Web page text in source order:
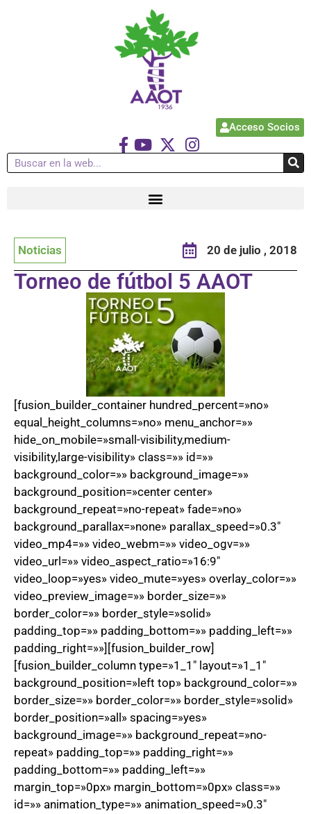
Acceso Socios
Noticias 20 de julio , 2018
Torneo de fútbol 5 AAOT
[fusion_builder_container hundred_percent=»no»
equal_height_columns=»no» menu_anchor=»»
hide_on_mobile=»small-visibility,medium-
visibility,large-visibility» class=»» id=»»
background_color=»» background_image=»»
background_position=»center center»
background_repeat=»no-repeat» fade=»no»
background_parallax=»none» parallax_speed=»0.3″
video_mp4=»» video_webm=»» video_ogv=»»
video_url=»» video_aspect_ratio=»16:9″
video_loop=»yes» video_mute=»yes» overlay_color=»»
video_preview_image=»» border_size=»»
border_color=»» border_style=»solid»
padding_top=»» padding_bottom=»» padding_left=»»
padding_right=»»][fusion_builder_row]
[fusion_builder_column type=»1_1″ layout=»1_1″
background_position=»left top» background_color=»»
border_size=»» border_color=»» border_style=»solid»
border_position=»all» spacing=»yes»
background_image=»» background_repeat=»no-
repeat» padding_top=»» padding_right=»»
padding_bottom=»» padding_left=»»
margin_top=»0px» margin_bottom=»0px» class=»»
id=»» animation_type=»» animation_speed=»0.3″